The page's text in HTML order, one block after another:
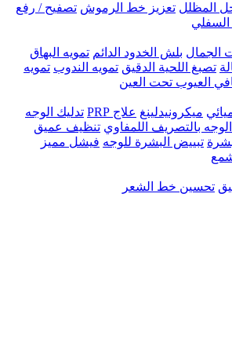
المظلل تعزيز خط الرموش تصفيح / رفع
الجمال بلش الخدود الدائم تمويه البهاق
تصبغ اللحية الدقيق تمويه الندوب تمويه
العيوب تحت العين
ميكرونيدلينغ علاج PRP
تدليك الوجه
بالتصريف اللمفاوي تنظيف عميق
تبييض البشرة للوجه فيشل مميز
تحسين خط الشعر